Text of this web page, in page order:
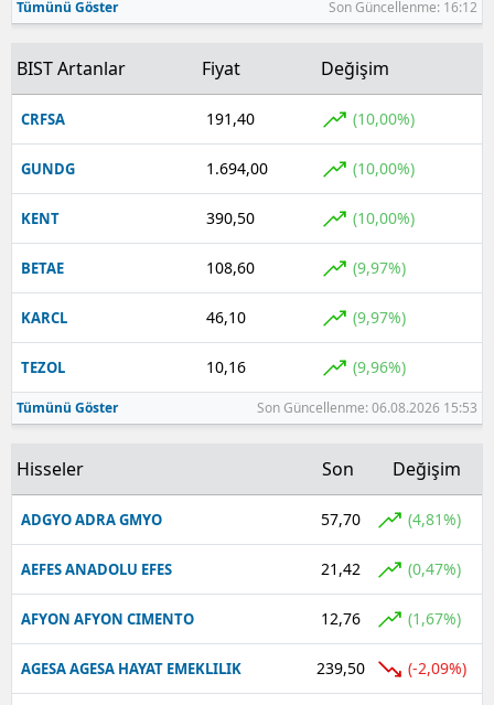
Tümünü Göster Son Güncellenme: 16:12
BIST Artanlar Fiyat Değişim
CRFSA 191,40 (10,00%)
GUNDG 1.694,00 (10,00%)
KENT 390,50 (10,00%)
BETAE 108,60 (9,97%)
KARCL 46,10 (9,97%)
TEZOL 10,16 (9,96%)
Tümünü Göster Son Güncellenme: 06.08.2026 15:53
Hisseler Son Değişim
ADGYO ADRA GMYO 57,70 (4,81%)
AEFES ANADOLU EFES 21,42 (0,47%)
AFYON AFYON CIMENTO 12,76 (1,67%)
AGESA AGESA HAYAT EMEKLILIK 239,50 (-2,09%)